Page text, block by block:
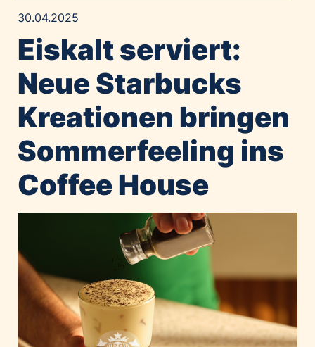
Alawyer
Amadeus Austrian Music Awards
Constantia Flexibles
Costa Kreuzfahrten
Emirates
Expo 2025 Osaka
Huawei Consumer Business Group
JP Immobilien
30.04.2025
Eiskalt serviert:
Neue Starbucks
Kreationen bringen
Sommerfeeling ins
Coffee House